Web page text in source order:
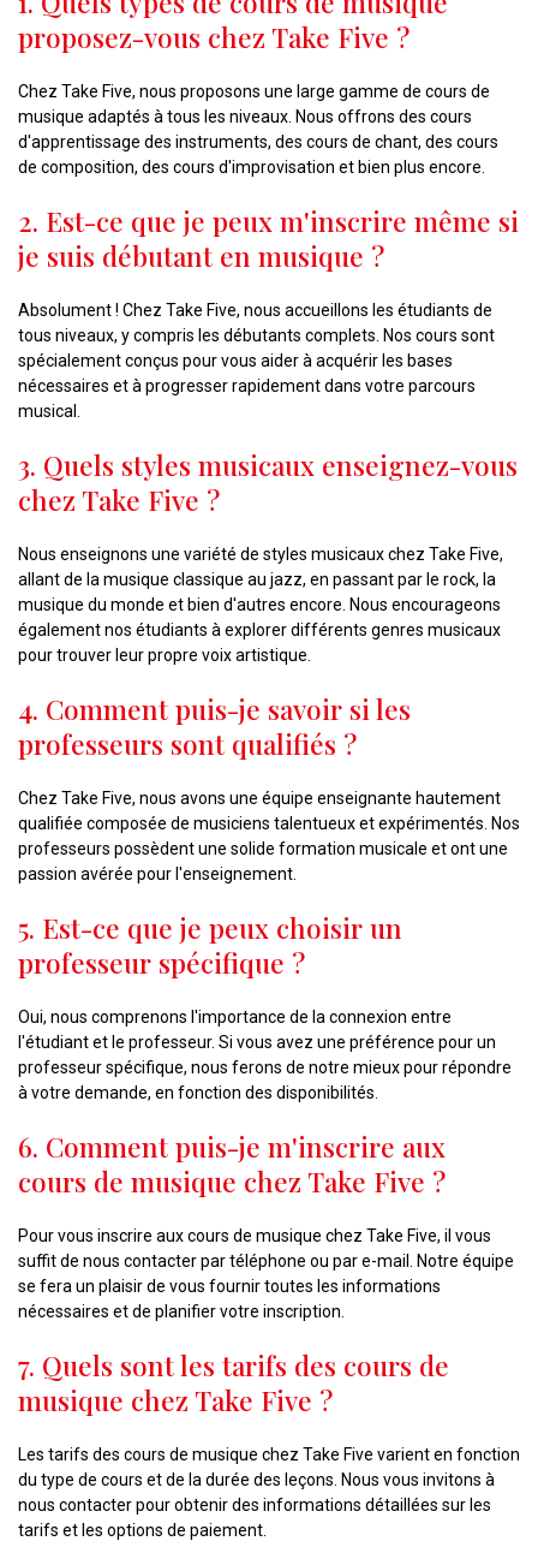
proposez-vous chez Take Five ?
Chez Take Five, nous proposons une large gamme de cours de
musique adaptés à tous les niveaux. Nous offrons des cours
d'apprentissage des instruments, des cours de chant, des cours
de composition, des cours d'improvisation et bien plus encore.
2. Est-ce que je peux m'inscrire même si
je suis débutant en musique ?
Absolument ! Chez Take Five, nous accueillons les étudiants de
tous niveaux, y compris les débutants complets. Nos cours sont
spécialement conçus pour vous aider à acquérir les bases
nécessaires et à progresser rapidement dans votre parcours
musical.
3. Quels styles musicaux enseignez-vous
chez Take Five ?
Nous enseignons une variété de styles musicaux chez Take Five,
allant de la musique classique au jazz, en passant par le rock, la
musique du monde et bien d'autres encore. Nous encourageons
également nos étudiants à explorer différents genres musicaux
pour trouver leur propre voix artistique.
4. Comment puis-je savoir si les
professeurs sont qualifiés ?
Chez Take Five, nous avons une équipe enseignante hautement
qualifiée composée de musiciens talentueux et expérimentés. Nos
professeurs possèdent une solide formation musicale et ont une
passion avérée pour l'enseignement.
5. Est-ce que je peux choisir un
professeur spécifique ?
Oui, nous comprenons l'importance de la connexion entre
l'étudiant et le professeur. Si vous avez une préférence pour un
professeur spécifique, nous ferons de notre mieux pour répondre
à votre demande, en fonction des disponibilités.
6. Comment puis-je m'inscrire aux
cours de musique chez Take Five ?
Pour vous inscrire aux cours de musique chez Take Five, il vous
suffit de nous contacter par téléphone ou par e-mail. Notre équipe
se fera un plaisir de vous fournir toutes les informations
nécessaires et de planifier votre inscription.
7. Quels sont les tarifs des cours de
musique chez Take Five ?
Les tarifs des cours de musique chez Take Five varient en fonction
du type de cours et de la durée des leçons. Nous vous invitons à
nous contacter pour obtenir des informations détaillées sur les
tarifs et les options de paiement.